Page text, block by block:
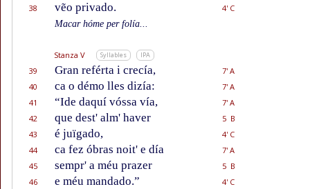
38
vẽo privado.
4' C
Macar hóme per folía...
Stanza V Syllables IPA
39 Gran reférta i crecía,
7' A
40
ca o démo lles dizía:
7' A
41
“Ide daquí vóssa vía,
7' A
42
que dest' alm' haver
5 B
43
é juïgado,
4' C
44
ca fez óbras noit' e día
7' A
45
sempr' a méu prazer
5 B
46
e méu mandado.”
4' C